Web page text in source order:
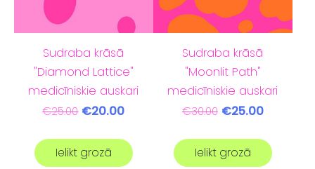
Sudraba krāsā
"Diamond Lattice"
medicīniskie auskari
€25.00 €20.00
Ielikt grozā
Sudraba krāsā
"Moonlit Path"
medicīniskie auskari
€30.00 €25.00
Ielikt grozā